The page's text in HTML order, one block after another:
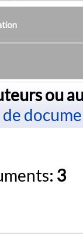
ou
3